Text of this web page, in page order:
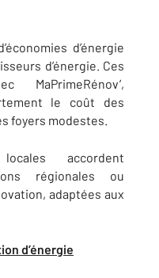
d’énergie
d’énergie. Ces
MaPrimeRénov’,
le coût des
foyers modestes.
accordent
régionales ou
adaptées aux
d’énergie